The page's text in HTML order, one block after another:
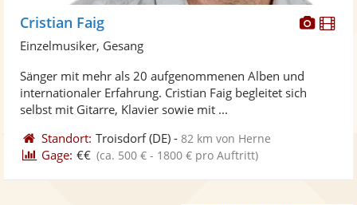
Cristian Faig
Einzelmusiker, Gesang
Sänger mit mehr als 20 aufgenommenen Alben und
internationaler Erfahrung. Cristian Faig begleitet sich
selbst mit Gitarre, Klavier sowie mit ...
Standort: Troisdorf(DE) -82 km von Herne
Gage: €€ (ca. 500 € - 1800 € pro Auftritt)